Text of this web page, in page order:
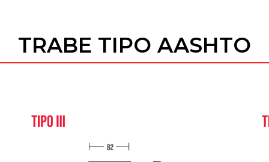
TRABE TIPO AASHTO